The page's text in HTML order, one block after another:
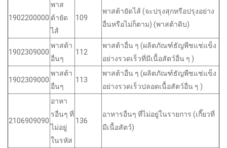
1902200000
พาส
ต้ายัด
ไส้
109
พาสต้ายัดไส้ (จะปรุงสุกหรือปรุงอย่าง
อื่นหรือไม่ก็ตาม) (พาสต้าดิบ)
1902309000
พาสต้า
อื่นๆ
112
พาสต้าอื่น ๆ (ผลิตภัณฑ์ธัญพืชแช่แข็ง
อย่างรวดเร็วที่มีเนื้อสัตว์อื่น ๆ )
1902309000
พาสต้า
อื่นๆ
113
พาสต้าอื่น ๆ (ผลิตภัณฑ์ธัญพืชแช่แข็ง
อย่างรวดเร็วปลอดเนื้อสัตว์อื่น ๆ )
2106909090
อาหา
รอื่นๆ ที่
ไม่อยู่
ในรหัส
136
อาหารอื่นๆ ที่ไม่อยู่ในรายการ (เกี๊ยวที่
มีเนื้อสัตว์)